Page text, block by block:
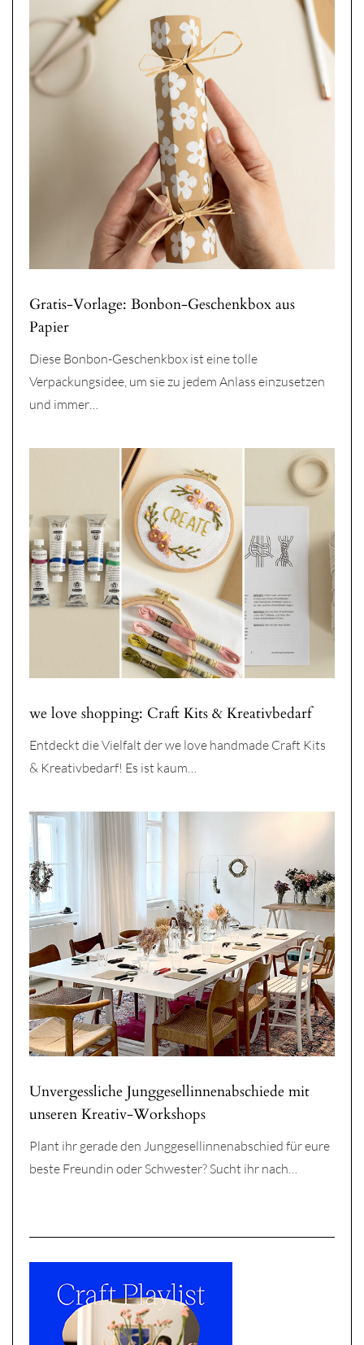
Gratis-Vorlage: Bonbon-Geschenkbox aus
Papier
Diese Bonbon-Geschenkbox ist eine tolle
Verpackungsidee, um sie zu jedem Anlass einzusetzen
und immer…
we love shopping: Craft Kits & Kreativbedarf
Entdeckt die Vielfalt der we love handmade Craft Kits
& Kreativbedarf! Es ist kaum…
Unvergessliche Junggesellinnenabschiede mit
unseren Kreativ-Workshops
Plant ihr gerade den Junggesellinnenabschied für eure
beste Freundin oder Schwester? Sucht ihr nach…